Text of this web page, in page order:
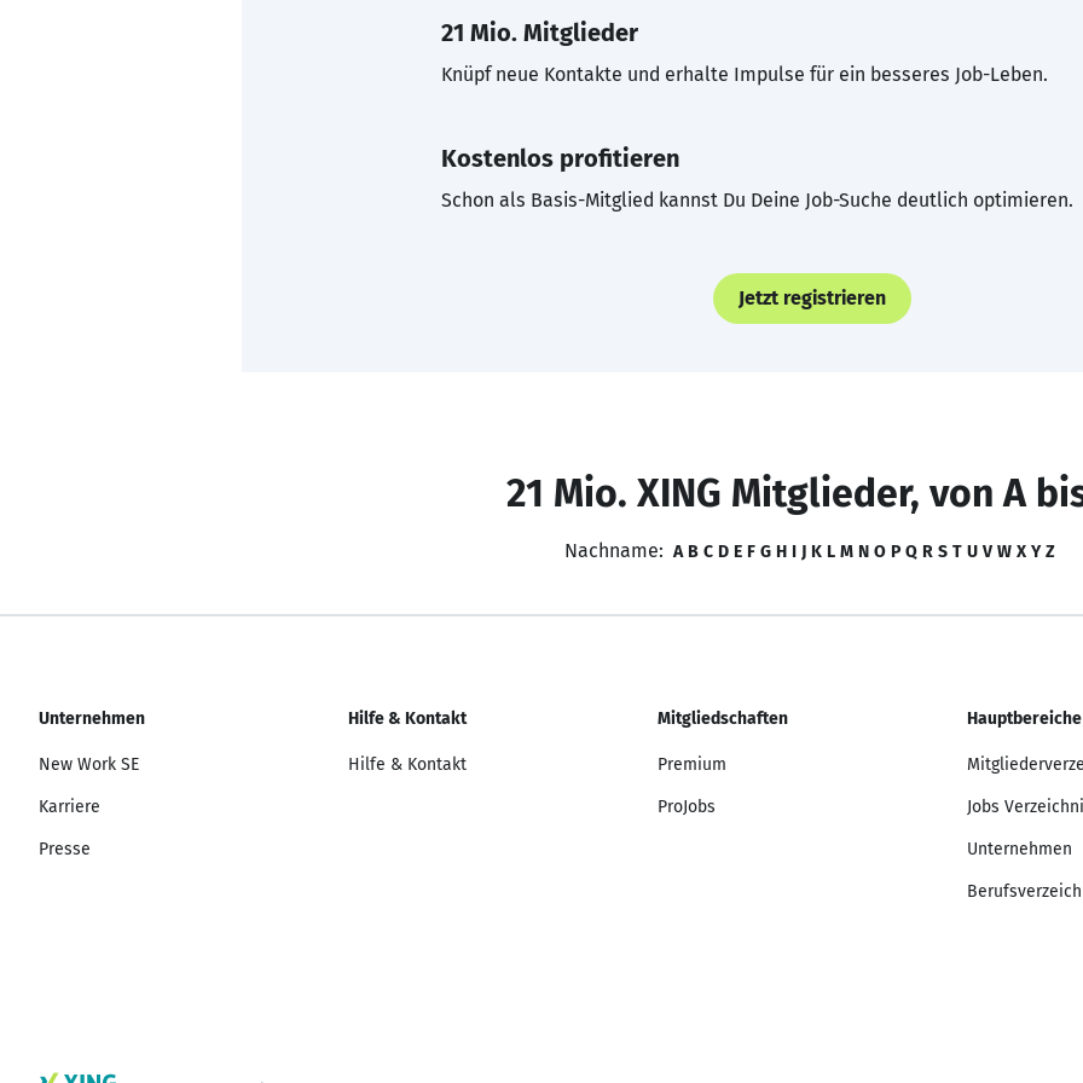
21 Mio. Mitglieder
Knüpf neue Kontakte und erhalte Impulse für ein besseres Job-Leben.
Kostenlos profitieren
Schon als Basis-Mitglied kannst Du Deine Job-Suche deutlich optimieren.
Jetzt registrieren
21 Mio. XING Mitglieder, von A
Nachname: A B C D E F G H I J K L M N O P Q R S T U V W X Y Z
Unternehmen
New Work SE
Karriere
Presse
Hilfe & Kontakt
Hilfe & Kontakt
Mitgliedschaften
Premium
ProJobs
Hauptbereiche
Jobs
Unternehmen